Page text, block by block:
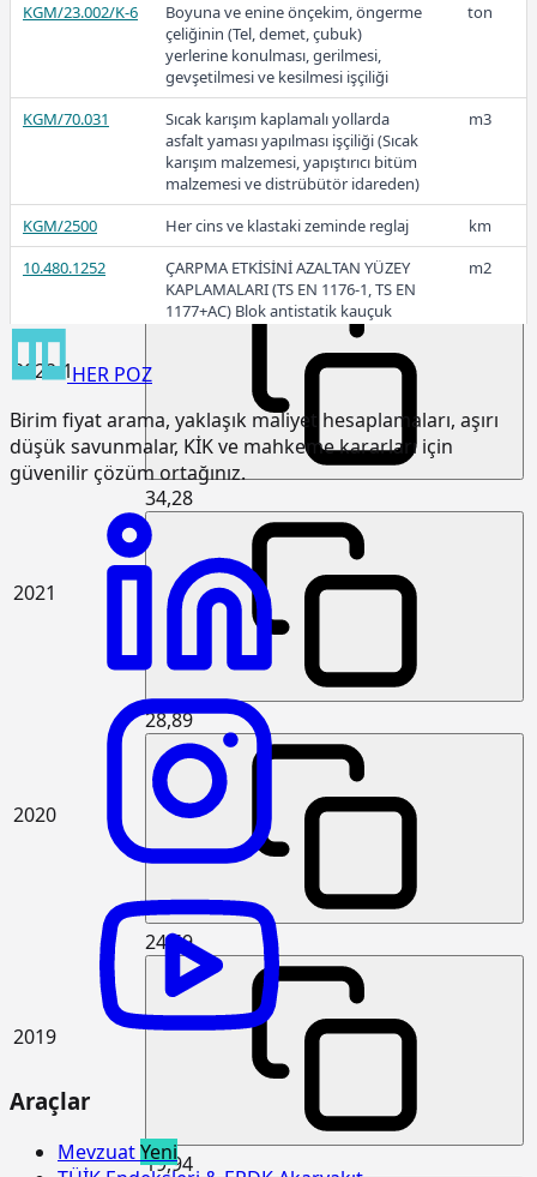
64,65
2022-1
54,74
2021
34,28
2020
28,89
2019
24,69
19,94
KGM/23.002/K-6
Boyuna ve enine önçekim, öngerme
çeliğinin (Tel, demet, çubuk)
yerlerine konulması, gerilmesi,
gevşetilmesi ve kesilmesi işçiliği
ton
KGM/70.031
Sıcak karışım kaplamalı yollarda
asfalt yaması yapılması işçiliği (Sıcak
karışım malzemesi, yapıştırıcı bitüm
malzemesi ve distrübütör idareden)
m3
KGM/2500 Her cins ve klastaki zeminde reglaj
km
10.480.1252
ÇARPMA ETKİSİNİ AZALTAN YÜZEY
KAPLAMALARI (TS EN 1176-1, TS EN
1177+AC) Blok antistatik kauçuk
zemin kaplaması 3cm kalınlıkta
m2
15.120.1007
Makine ile patlayıcı madde
kullanmadan sert kaya kazılması
(Serbest kazı)
15.120.1101
Makine ile her derinlik ve her
genişlikte yumuşak ve sert toprak
kazılması (Derin kazı)
Makine ile her derinlik ve her
genişlikte yumuşak ve sert
küskülük kazılması (Derin kazı)
Makine ile patlayıcı madde
kullanmadan her derinlik ve her
genişlikte sert kaya kazılması (Derin
kazı)
Çakıl temin edilerek, drenaj
yapılması
m3
Beton santralinde üretilen veya
satın alınan ve beton pompasıyla
basılan, C 25/30 basınç dayanım
sınıfında, gri renkte, normal hazır
beton dökülmesi (beton nakli dahil)
15.150.1006
Beton santralinde üretilen veya
satın alınan ve beton pompasıyla
basılan, C 30/37 basınç dayanım
sınıfında, gri renkte, normal hazır
beton dökülmesi (beton nakli dahil)
m3
Her türlü profil demirlerin münferit
veya birleşik olarak hazırlanması ve
yapılan mertekler, hurdi döşemeler,
mütemadi kirişler, basit olarak
kullanılan münferit çatı aşıkları ve
HER POZ
Birim fiyat arama, yaklaşık maliyet hesaplamaları, aşırı
düşük savunmalar, KİK ve mahkeme kararları için
güvenilir çözüm ortağınız.
Araçlar
MevzuatYeni